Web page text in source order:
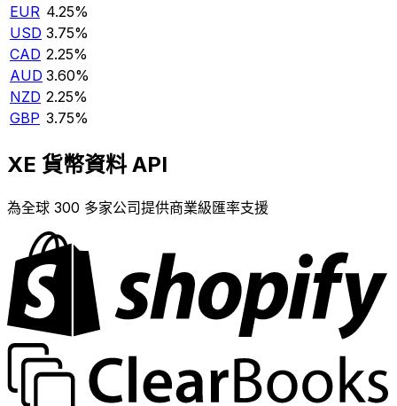
EUR 4.25%
USD 3.75%
CAD 2.25%
AUD 3.60%
NZD 2.25%
GBP 3.75%
XE 貨幣資料 API
為全球 300 多家公司提供商業級匯率支援